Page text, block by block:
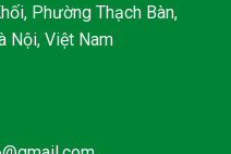
Phường Thạch Bàn,
Nội, Việt Nam